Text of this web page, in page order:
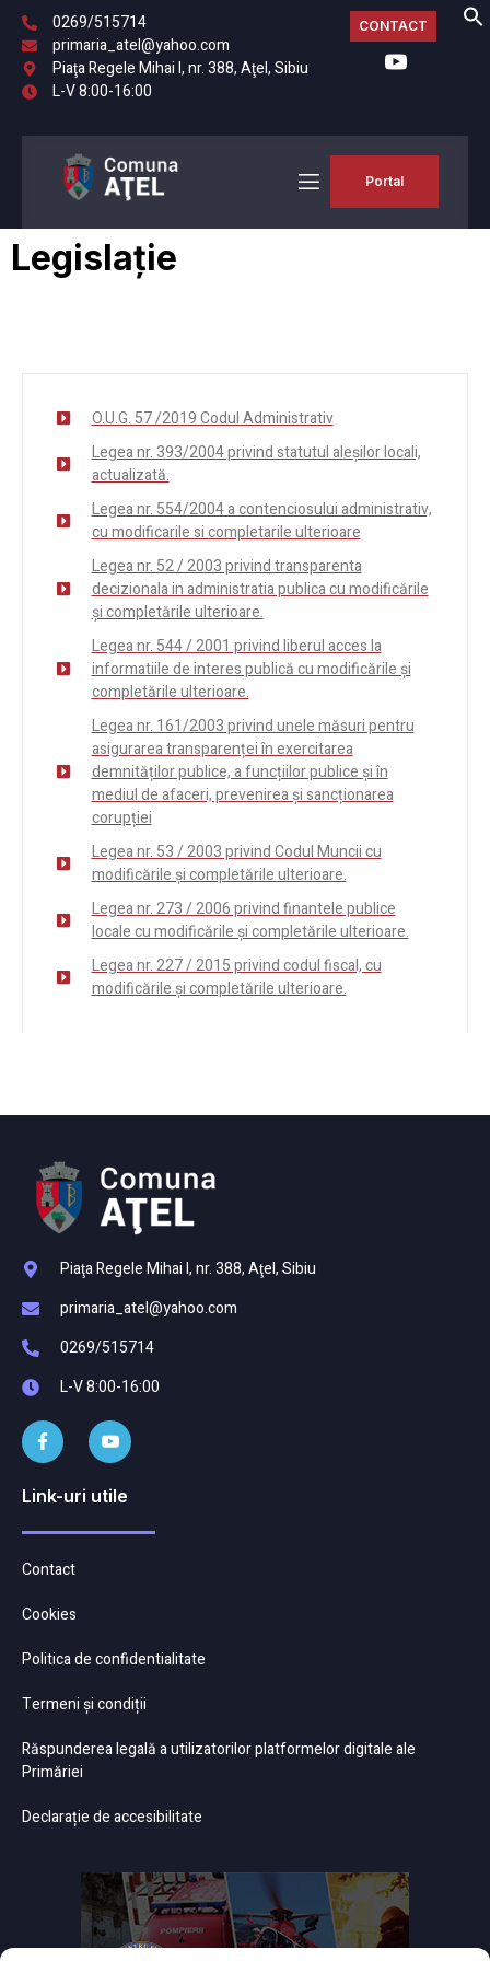
0269/515714
primaria_atel@yahoo.com
Piaţa Regele Mihai I, nr. 388, Aţel, Sibiu
L-V 8:00-16:00
CONTACT
Portal
Legislație
O.U.G. 57 /2019 Codul Administrativ
Legea nr. 393/2004 privind statutul aleşilor locali,
actualizată.
Legea nr. 554/2004 a contenciosului administrativ,
cu modificarile si completarile ulterioare
Legea nr. 52 / 2003 privind transparenta
decizionala in administratia publica cu modificările
și completările ulterioare.
Legea nr. 544 / 2001 privind liberul acces la
informatiile de interes publică cu modificările și
completările ulterioare.
Legea nr. 161/2003 privind unele măsuri pentru
asigurarea transparenței în exercitarea
demnităților publice, a funcțiilor publice și în
mediul de afaceri, prevenirea și sancționarea
corupției
Legea nr. 53 / 2003 privind Codul Muncii cu
modificările și completările ulterioare.
Legea nr. 273 / 2006 privind finantele publice
locale cu modificările și completările ulterioare.
Legea nr. 227 / 2015 privind codul fiscal, cu
modificările și completările ulterioare.
Piaţa Regele Mihai I, nr. 388, Aţel, Sibiu
primaria_atel@yahoo.com
0269/515714
L-V 8:00-16:00
Link-uri utile
Contact
Cookies
Politica de confidentialitate
Termeni și condiții
Răspunderea legală a utilizatorilor platformelor digitale ale
Primăriei
Declarație de accesibilitate